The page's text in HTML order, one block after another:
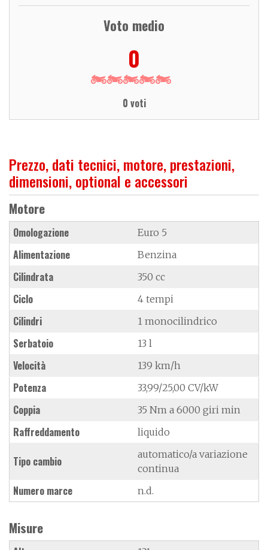
Voto medio
0
0 voti
Prezzo, dati tecnici, motore, prestazioni,
dimensioni, optional e accessori
Motore
Omologazione Euro 5
Alimentazione Benzina
Cilindrata 350 cc
Ciclo 4 tempi
Cilindri 1 monocilindrico
Serbatoio 13 l
Velocità 139 km/h
Potenza 33,99/25,00 CV/kW
Coppia 35 Nm a 6000 giri min
Raffreddamento liquido
Tipo cambio
automatico/a variazione
continua
Numero marce n.d.
Misure